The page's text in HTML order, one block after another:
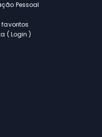
Pessoal
( Login )